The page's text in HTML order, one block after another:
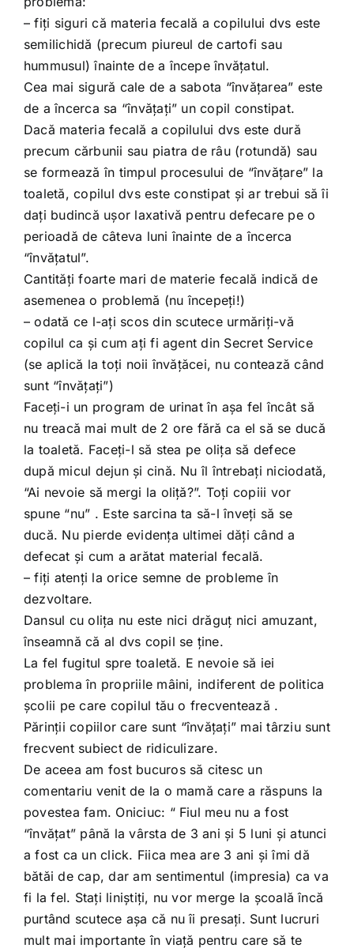
– fiţi siguri că materia fecală a copilului dvs este
semilichidă (precum piureul de cartofi sau
hummusul) înainte de a începe învăţatul.
Cea mai sigură cale de a sabota “învăţarea” este
de a încerca sa “învăţaţi” un copil constipat.
Dacă materia fecală a copilului dvs este dură
precum cărbunii sau piatra de râu (rotundă) sau
se formează în timpul procesului de “învăţare” la
toaletă, copilul dvs este constipat şi ar trebui să îi
daţi budincă ușor laxativă pentru defecare pe o
perioadă de câteva luni înainte de a încerca
“învăţatul”.
Cantităţi foarte mari de materie fecală indică de
asemenea o problemă (nu începeţi!)
– odată ce l-aţi scos din scutece urmăriţi-vă
copilul ca şi cum aţi fi agent din Secret Service
(se aplică la toţi noii învăţăcei, nu contează când
sunt “învăţaţi”)
Faceţi-i un program de urinat în aşa fel încât să
nu treacă mai mult de 2 ore fără ca el să se ducă
la toaletă. Faceţi-l să stea pe oliţa să defece
după micul dejun şi cină. Nu îl întrebaţi niciodată,
“Ai nevoie să mergi la oliţă?”. Toţi copiii vor
spune “nu” . Este sarcina ta să-l înveţi să se
ducă. Nu pierde evidenţa ultimei dăţi când a
defecat şi cum a arătat material fecală.
– fiţi atenţi la orice semne de probleme în
dezvoltare.
Dansul cu oliţa nu este nici drăguţ nici amuzant,
înseamnă că al dvs copil se ţine.
La fel fugitul spre toaletă. E nevoie să iei
problema în propriile mâini, indiferent de politica
şcolii pe care copilul tău o frecventează .
Părinţii copiilor care sunt “învăţaţi” mai târziu sunt
frecvent subiect de ridiculizare.
De aceea am fost bucuros să citesc un
comentariu venit de la o mamă care a răspuns la
povestea fam. Oniciuc: “ Fiul meu nu a fost
“învăţat” până la vârsta de 3 ani şi 5 luni şi atunci
a fost ca un click. Fiica mea are 3 ani şi îmi dă
bătăi de cap, dar am sentimentul (impresia) ca va
fi la fel. Staţi liniştiţi, nu vor merge la şcoală încă
purtând scutece aşa că nu îi presaţi. Sunt lucruri
mult mai importante în viaţă pentru care să te